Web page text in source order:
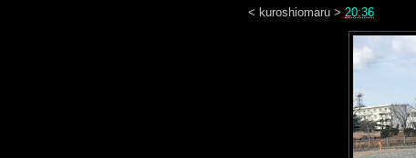
< kuroshiomaru > 20:36